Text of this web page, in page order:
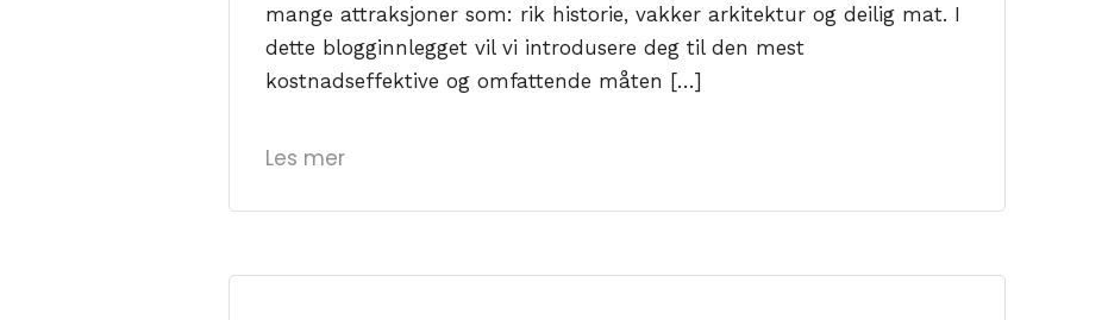
mange attraksjoner som: rik historie, vakker arkitektur og deilig mat. I
dette blogginnlegget vil vi introdusere deg til den mest
kostnadseffektive og omfattende måten […]
Les mer